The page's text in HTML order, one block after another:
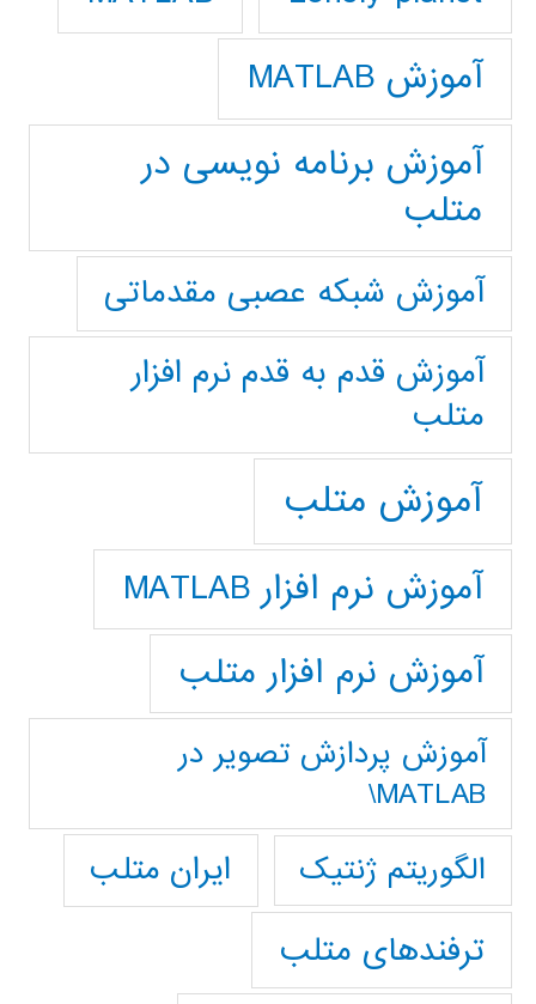
آموزش MATLAB
آموزش برنامه نویسی در
متلب
آموزش شبکه عصبی مقدماتی
آموزش قدم به قدم نرم افزار
متلب
آموزش متلب
آموزش نرم افزار MATLAB
آموزش نرم افزار متلب
آموزش پردازش تصوير در
MATLAB\
الگوریتم ژنتیک
ایران متلب
ترفندهای متلب